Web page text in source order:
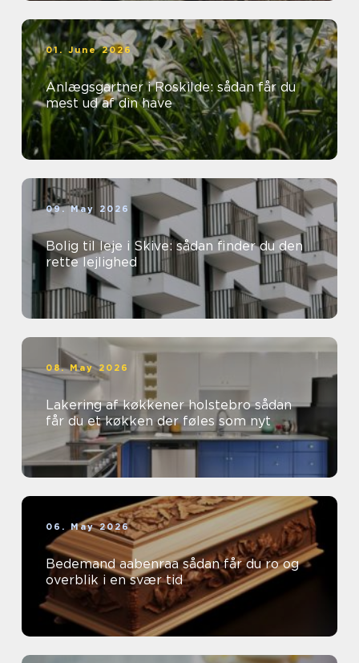
01. June 2026
Anlægsgartner i Roskilde: sådan får du
mest ud af din have
09. May 2026
Bolig til leje i Skive: sådan finder du den
rette lejlighed
08. May 2026
Lakering af køkkener holstebro sådan
får du et køkken der føles som nyt
06. May 2026
Bedemand aabenraa sådan får du ro og
overblik i en svær tid